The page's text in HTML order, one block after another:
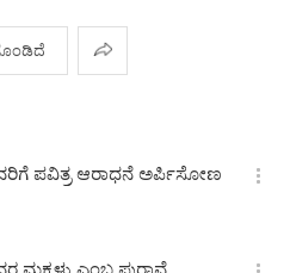
ಶೇರ್
ಪವಿತ್ರ ಆರಾಧನೆ ಅರ್ಪಿಸೋಣ
옵
ಮಕ್ಕಳು ಎಂಬ ಪುರಾವೆ